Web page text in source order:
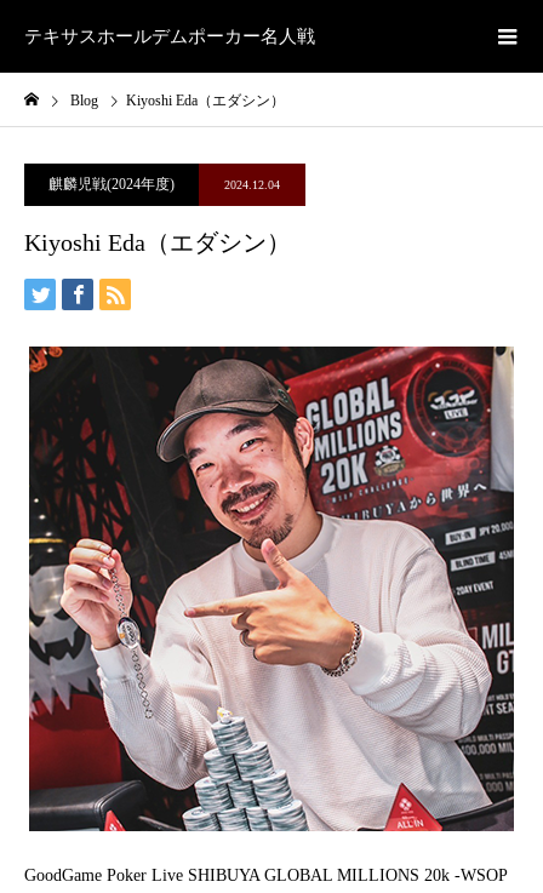
テキサスホールデムポーカー名人戦
Blog Kiyoshi Eda（エダシン）
麒麟児戦(2024年度) 2024.12.04
Kiyoshi Eda（エダシン）
GoodGame Poker Live SHIBUYA GLOBAL MILLIONS 20k -WSOP